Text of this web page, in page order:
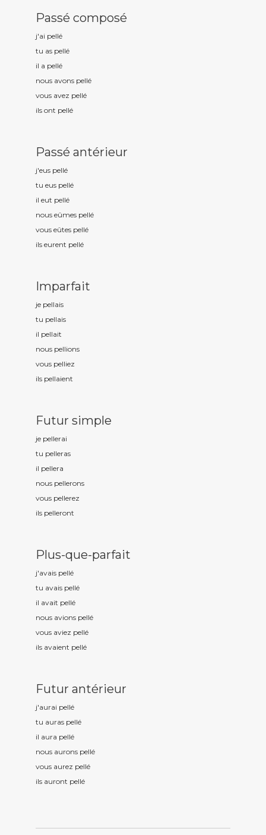
Passé composé
j'ai pellé
tu as pellé
il a pellé
nous avons pellé
vous avez pellé
ils ont pellé
Passé antérieur
j'eus pellé
tu eus pellé
il eut pellé
nous eûmes pellé
vous eûtes pellé
ils eurent pellé
Imparfait
je pellais
tu pellais
il pellait
nous pellions
vous pelliez
ils pellaient
Futur simple
je pellerai
tu pelleras
il pellera
nous pellerons
vous pellerez
ils pelleront
Plus-que-parfait
j'avais pellé
tu avais pellé
il avait pellé
nous avions pellé
vous aviez pellé
ils avaient pellé
Futur antérieur
j'aurai pellé
tu auras pellé
il aura pellé
nous aurons pellé
vous aurez pellé
ils auront pellé